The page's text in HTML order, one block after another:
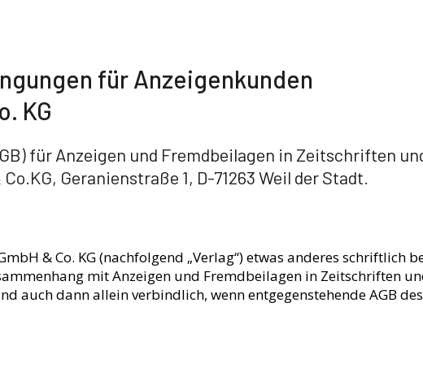
für Anzeigenkunden
KG
für Anzeigen und Fremdbeilagen in Zeitschriften
Geranienstraße 1, D-71263 Weil der Stadt.
& Co. KG (nachfolgend „Verlag“) etwas anderes schriftlich
mit Anzeigen und Fremdbeilagen in Zeitschriften
auch dann allein verbindlich, wenn entgegenstehende AGB